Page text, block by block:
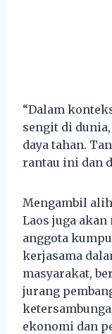
“Dalam
sengit di
daya tahan.
rantau ini dan
Mengambil alih
Laos juga
anggota
kerjasama
masyarakat,
jurang
ekonomi dan